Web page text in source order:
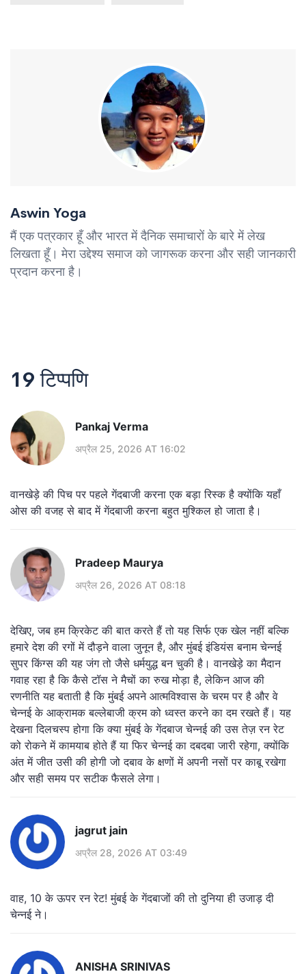
Aswin Yoga
मैं एक पत्रकार हूँ और भारत में दैनिक समाचारों के बारे में लेख
लिखता हूँ। मेरा उद्देश्य समाज को जागरूक करना और सही जानकारी
प्रदान करना है।
19 टिप्पणि
Pankaj Verma
अप्रैल 25, 2026 AT 16:02
वानखेड़े की पिच पर पहले गेंदबाजी करना एक बड़ा रिस्क है क्योंकि यहाँ
ओस की वजह से बाद में गेंदबाजी करना बहुत मुश्किल हो जाता है।
Pradeep Maurya
अप्रैल 26, 2026 AT 08:18
देखिए, जब हम क्रिकेट की बात करते हैं तो यह सिर्फ एक खेल नहीं बल्कि
हमारे देश की रगों में दौड़ने वाला जुनून है, और मुंबई इंडियंस बनाम चेन्नई
सुपर किंग्स की यह जंग तो जैसे धर्मयुद्ध बन चुकी है। वानखेड़े का मैदान
गवाह रहा है कि कैसे टॉस ने मैचों का रुख मोड़ा है, लेकिन आज की
रणनीति यह बताती है कि मुंबई अपने आत्मविश्वास के चरम पर है और वे
चेन्नई के आक्रामक बल्लेबाजी क्रम को ध्वस्त करने का दम रखते हैं। यह
देखना दिलचस्प होगा कि क्या मुंबई के गेंदबाज चेन्नई की उस तेज़ रन रेट
को रोकने में कामयाब होते हैं या फिर चेन्नई का दबदबा जारी रहेगा, क्योंकि
अंत में जीत उसी की होगी जो दबाव के क्षणों में अपनी नसों पर काबू रखेगा
और सही समय पर सटीक फैसले लेगा।
jagrut jain
अप्रैल 28, 2026 AT 03:49
वाह, 10 के ऊपर रन रेट! मुंबई के गेंदबाजों की तो दुनिया ही उजाड़ दी
चेन्नई ने।
ANISHA SRINIVAS